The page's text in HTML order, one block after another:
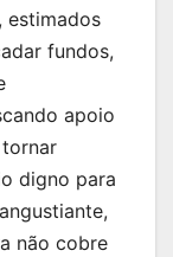
estimados
fundos,
apoio
digno para
não cobre